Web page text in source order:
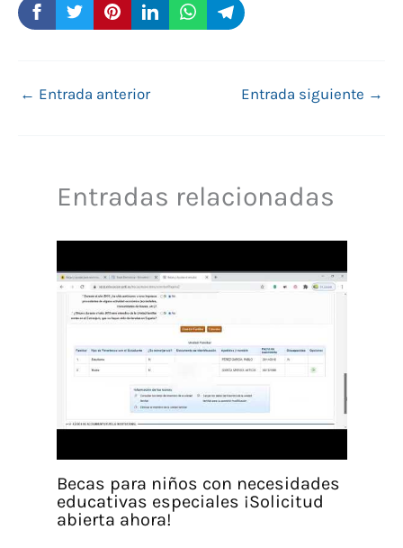
← Entrada anterior Entrada siguiente →
Entradas relacionadas
Becas para niños con necesidades
educativas especiales ¡Solicitud
abierta ahora!